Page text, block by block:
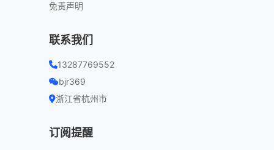
免责声明
联系我们
13287769552
bjr369
浙江省杭州市
订阅提醒